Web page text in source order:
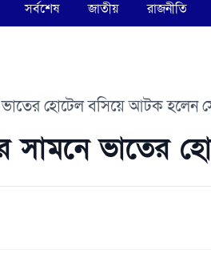
সর্বশেষ জাতীয় রাজনীতি
ভাতের হোটেল বসিয়ে আটক হলেন
সামনে ভাতের